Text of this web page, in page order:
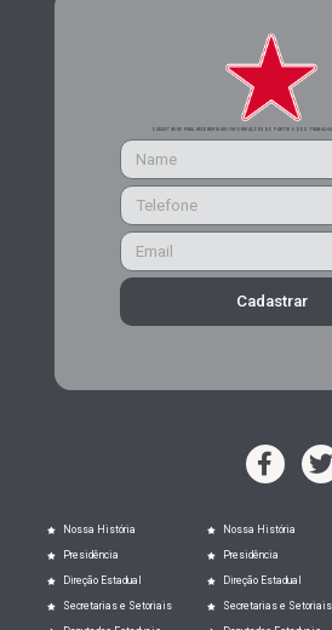
CADASTRE-SE PARA RECEBER MAIS INFORMAÇÕES DO PARTIDO DOS
Cadastrar
Nossa História
Presidência
Direção Estadual
Secretarias e Setoriais
Nossa História
Presidência
Direção Estadual
Secretarias e Setoriais